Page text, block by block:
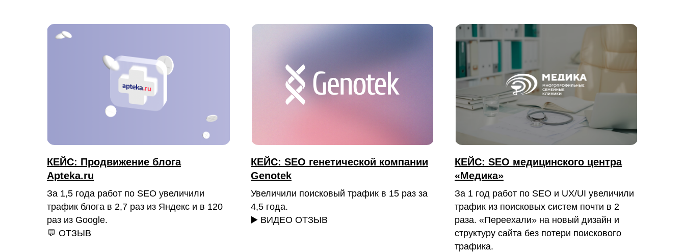
КЕЙС: Продвижение блога
Apteka.ru
За 1,5 года работ по SEO увеличили
трафик блога в 2,7 раз из Яндекс и в 120
раз из Google.
💬 ОТЗЫВ
КЕЙС: SEO генетической компании
Genotek
Увеличили поисковый трафик в 15 раз за
4,5 года.
▶️ ВИДЕО ОТЗЫВ
КЕЙС: SEO медицинского центра
«Медика»
За 1 год работ по SEO и UX/UI увеличили
трафик из поисковых систем почти в 2
раза. «Переехали» на новый дизайн и
структуру сайта без потери поискового
трафика.